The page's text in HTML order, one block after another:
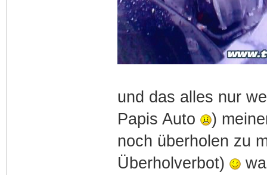
und das alles nur
Papis Auto
)
noch überholen zu
Überholverbot)